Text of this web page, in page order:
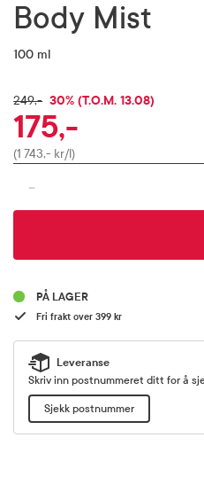
Body Mist
100 ml
FULLPRIS
249,- RABATTPROSENT
30% (T.O.M. 13.08)
Pris
175,-
(1 743,- kr/l)
-
PÅ LAGER
Fri frakt over 399 kr
Leveranse
Skriv inn postnummeret ditt for å
Sjekk postnummer